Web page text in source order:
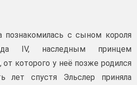
с сыном короля
IV, наследным принцем
которого у неё позже родился
лет спустя Эльслер приняла